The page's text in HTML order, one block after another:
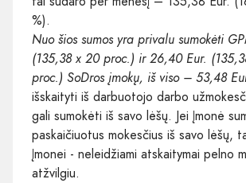
%).
Nuo šios sumos yra privalu sumokėti
(135,38 x 20 proc.) ir 26,40 Eur.
proc.) SoDros įmokų, iš viso – 53,48
išskaityti iš darbuotojo darbo
gali sumokėti iš savo lėšų. Jei Įmonė
paskaičiuotus mokesčius iš savo lėšų,
Įmonei - neleidžiami atskaitymai pelno
atžvilgiu.